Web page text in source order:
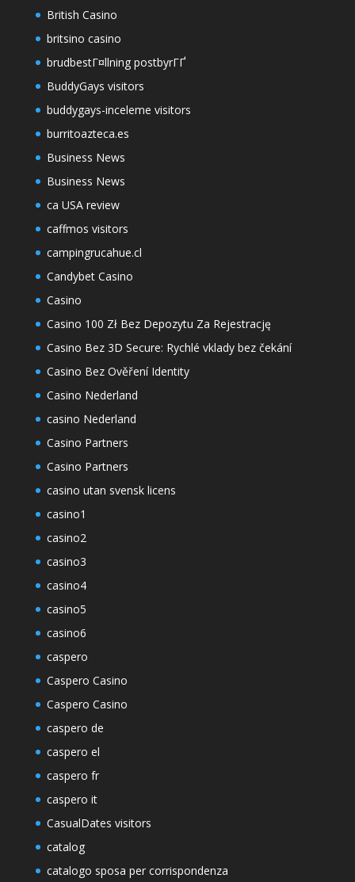
British Casino
britsino casino
brudbestГ¤llning postbyrГҐ
BuddyGays visitors
buddygays-inceleme visitors
burritoazteca.es
Business News
Business News
ca USA review
caffmos visitors
campingrucahue.cl
Candybet Casino
Casino
Casino 100 Zł Bez Depozytu Za Rejestrację
Casino Bez 3D Secure: Rychlé vklady bez čekání
Casino Bez Ověření Identity
Casino Nederland
casino Nederland
Casino Partners
Casino Partners
casino utan svensk licens
casino1
casino2
casino3
casino4
casino5
casino6
caspero
Caspero Casino
Caspero Casino
caspero de
caspero el
caspero fr
caspero it
CasualDates visitors
catalog
catalogo sposa per corrispondenza